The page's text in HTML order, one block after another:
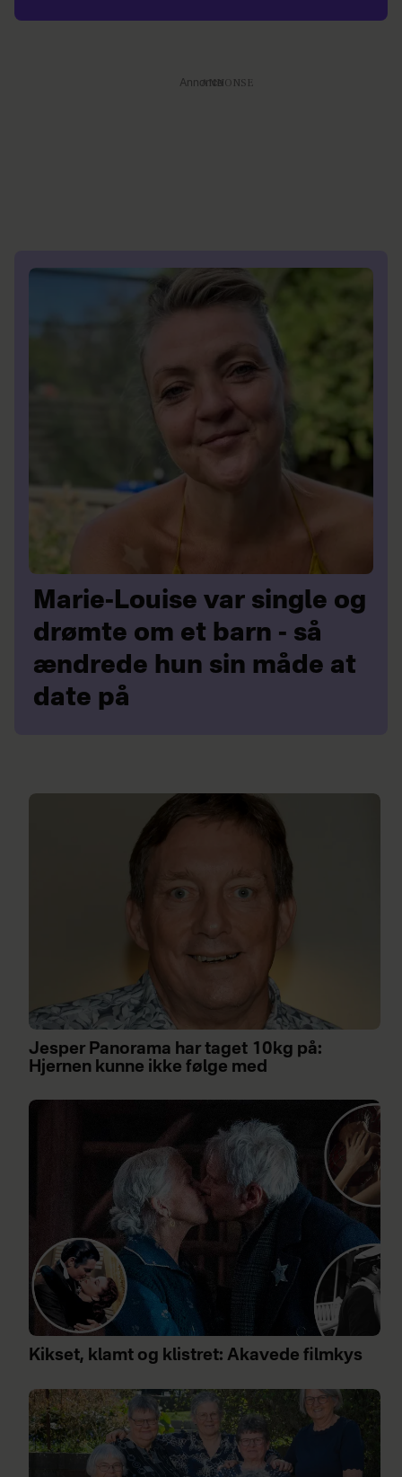
Annonce
Marie-Louise var single og
drømte om et barn - så
ændrede hun sin måde at
date på
Jesper Panorama har taget 10kg på:
Hjernen kunne ikke følge med
Kikset, klamt og klistret: Akavede filmkys